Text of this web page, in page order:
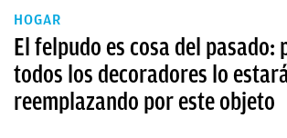
HOGAR
El felpudo es cosa del pasado:
todos los decoradores lo
reemplazando por este objeto